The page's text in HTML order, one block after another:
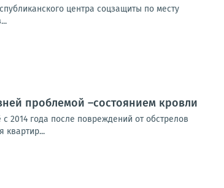
центра соцзащиты по месту
проблемой –состоянием кровли
2014 года после повреждений от обстрелов
квартир...